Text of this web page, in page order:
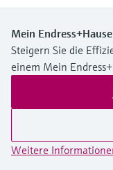
Mein
Steigern Sie die
einem Mein
Weitere